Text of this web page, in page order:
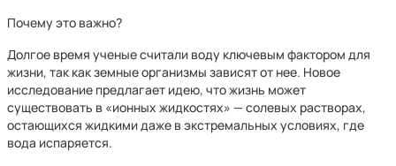
Почему это важно?
Долгое время ученые считали воду ключевым фактором для
жизни, так как земные организмы зависят от нее. Новое
исследование предлагает идею, что жизнь может
существовать в «ионных жидкостях» — солевых растворах,
остающихся жидкими даже в экстремальных условиях, где
вода испаряется.